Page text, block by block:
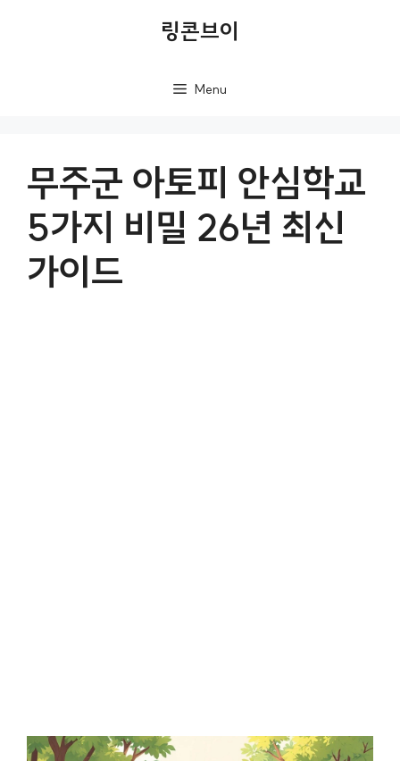
링콘브이
Menu
무주군 아토피 안심학교
5가지 비밀 26년 최신
가이드